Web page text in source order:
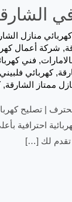
اعمال
منازل
, شركة أعمال
, فني
,كهربائي
ممتاز الشارقة,
| تصليح
احترافية
لك […]